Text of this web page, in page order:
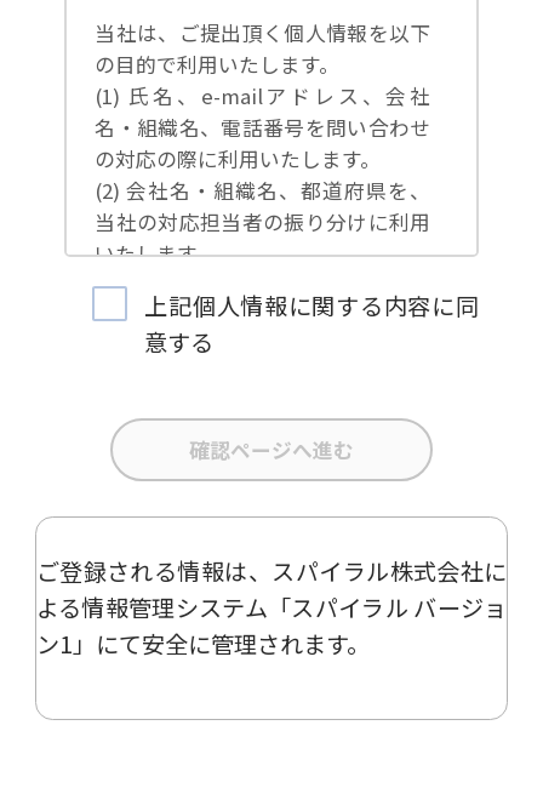
当社は、ご提出頂く個人情報を以下
の目的で利用いたします。
(1) 氏名、e-mailアドレス、会社
名・組織名、電話番号を問い合わせ
の対応の際に利用いたします。
(2) 会社名・組織名、都道府県を、
当社の対応担当者の振り分けに利用
いたします。
(3) お問合せ内容について集計分析
を行い、当社製品・サービスの企画
開発や、販促営業活動の参考にいた
(4) 氏名、e-mailアドレス、会社
名・組織名、電話番号を、当社の製
品・サービスのご案内や当社が独自
ー、イベント、展示会の開催や出展
情報の提供の際に利用いたします。
その他の目的では使用致しません。
2 個人情報の管理について
上記個人情報に関する内容に同
意する
ご登録される情報は、 スパイラル株式会社に
よる情報管理システム「スパイラル バージョ
ン1」 にて安全に管理されます。